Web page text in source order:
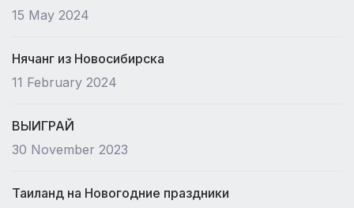
15 May 2024
Нячанг из Новосибирска
11 February 2024
ВЫИГРАЙ
30 November 2023
Таиланд на Новогодние праздники